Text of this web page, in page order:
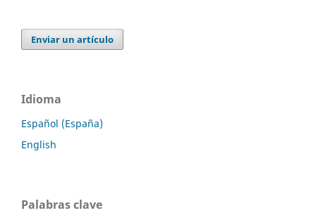
Enviar un artículo
Idioma
Español (España)
English
Palabras clave